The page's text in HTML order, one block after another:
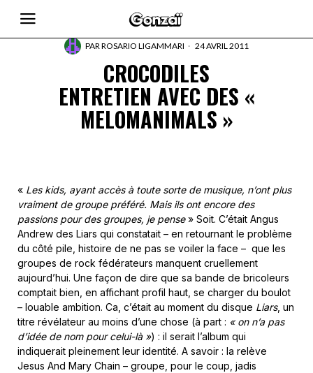
PARROSARIO LIGAMMARI 24 AVRIL 2011
CROCODILES
ENTRETIEN AVEC DES «
MELOMANIMALS »
« Les kids, ayant accès à toute sorte de musique, n’ont plus
vraiment de groupe préféré. Mais ils ont encore des
passions pour des groupes, je pense» Soit. C’était Angus
Andrew des Liars qui constatait – en retournant le problème
du côté pile, histoire de ne pas se voiler la face – que les
groupes de rock fédérateurs manquent cruellement
aujourd’hui. Une façon de dire que sa bande de bricoleurs
comptait bien, en affichant profil haut, se charger du boulot
– louable ambition. Ca, c’était au moment du disque Liars, un
titre révélateur au moins d’une chose (à part : « on n’a pas
d’idée de nom pour celui-là ») : il serait l’album qui
indiquerait pleinement leur identité. A savoir : la relève
Jesus And Mary Chain – groupe, pour le coup, jadis